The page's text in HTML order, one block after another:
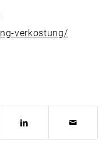
verkostung/